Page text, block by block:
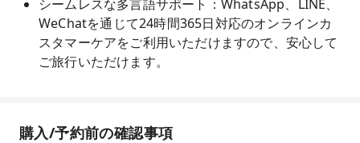
シームレスな多言語サポート：WhatsApp、LINE、
WeChatを通じて24時間365日対応のオンラインカ
スタマーケアをご利用いただけますので、安心して
ご旅行いただけます。
購入/予約前の確認事項